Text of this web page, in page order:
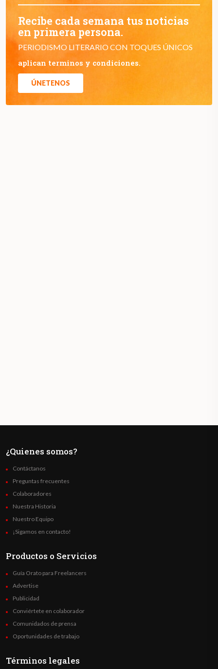
Recibe cada semana tus noticias
en primera persona.
PERIODISMO LITERARIO CON TOQUES ÚNICOS
aplican terminos y condiciones.
ÚNETENOS
¿Quienes somos?
Contáctanos
Preguntas frecuentes
Colaboradores
Nuestra Historia
Nuestro Equipo
¡Sigamos en contacto!
Productos o Servicios
Guía Orato para Freelancers
Advertise
Publicidad
Conviértete en colaborador
Comunidados de prensa
Oportunidades de trabajo
Términos legales